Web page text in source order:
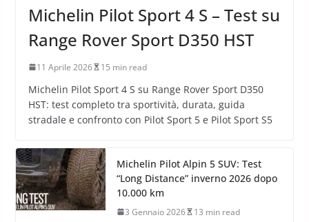
Michelin Pilot Sport 4 S – Test su
Range Rover Sport D350 HST
11 Aprile 2026 15 min read
Michelin Pilot Sport 4 S su Range Rover Sport D350
HST: test completo tra sportività, durata, guida
stradale e confronto con Pilot Sport 5 e Pilot Sport S5
Michelin Pilot Alpin 5 SUV: Test
“Long Distance” inverno 2026 dopo
10.000 km
3 Gennaio 2026 13 min read